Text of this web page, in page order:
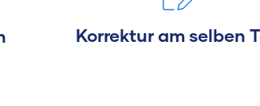
Korrektur am selben